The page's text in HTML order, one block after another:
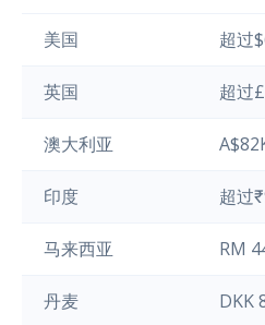
美国 超过
英国 超过
澳大利亚
印度 超过
马来西亚 RM
丹麦 DKK